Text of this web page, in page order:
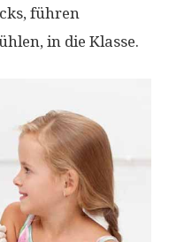
führen
in die Klasse.